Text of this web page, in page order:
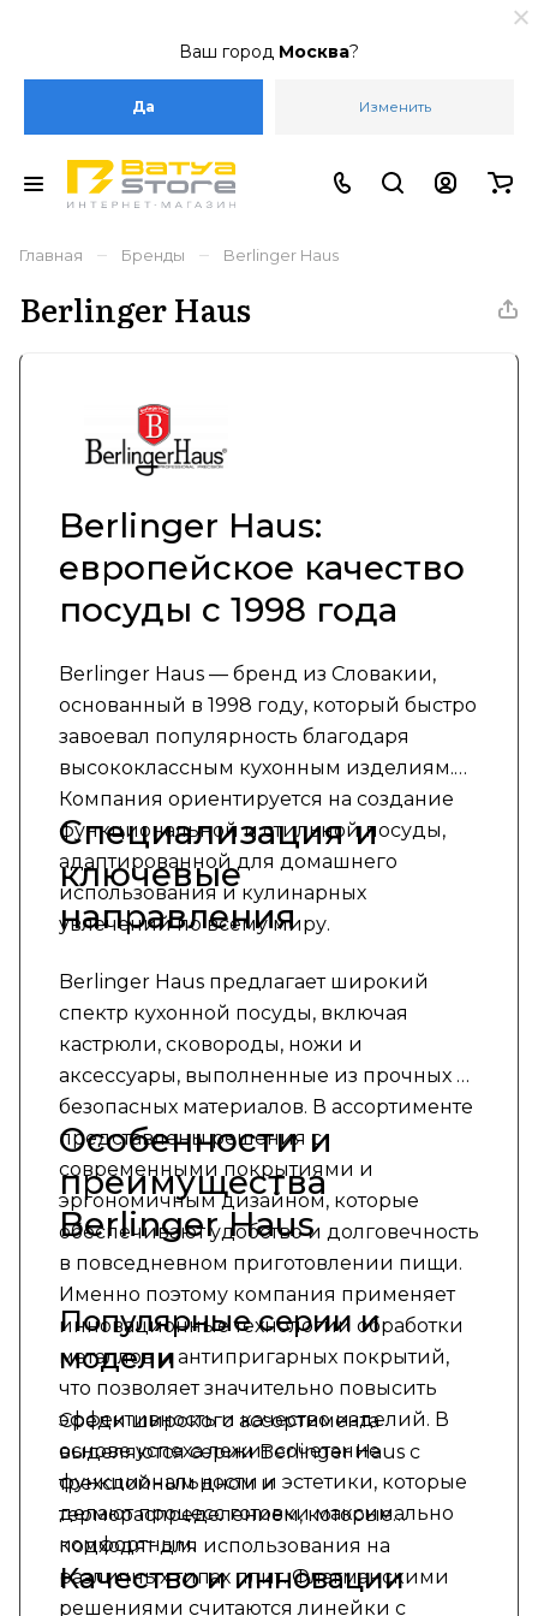
Ваш город Москва?
Да Изменить
Главная – Бренды – Berlinger Haus
Berlinger Haus
Berlinger Haus:
европейское качество
посуды с 1998 года
Berlinger Haus — бренд из Словакии,
основанный в 1998 году, который быстро
завоевал популярность благодаря
высококлассным кухонным изделиям.
Компания ориентируется на создание
функциональной и стильной посуды,
адаптированной для домашнего
использования и кулинарных
увлечений по всему миру.
Специализация и
ключевые
направления
Berlinger Haus предлагает широкий
спектр кухонной посуды, включая
кастрюли, сковороды, ножи и
аксессуары, выполненные из прочных и
безопасных материалов. В ассортименте
представлены решения с
современными покрытиями и
эргономичным дизайном, которые
обеспечивают удобство и долговечность
в повседневном приготовлении пищи.
Именно поэтому компания применяет
инновационные технологии обработки
металлов и антипригарных покрытий,
что позволяет значительно повысить
эффективность и качество изделий. В
основе успеха лежит сочетание
функциональности и эстетики, которые
делают процесс готовки максимально
комфортным.
Особенности и
преимущества
Berlinger Haus
Популярные серии и
модели
Среди широкого ассортимента
выделяются серии Berlinger Haus с
трехслойным дном и
термораспределением, которые
подходят для использования на
различных типах плит. Флагманскими
решениями считаются линейки с
Качество и инновации